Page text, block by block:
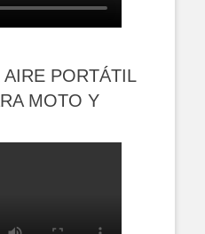
PORTÁTIL
MOTO Y